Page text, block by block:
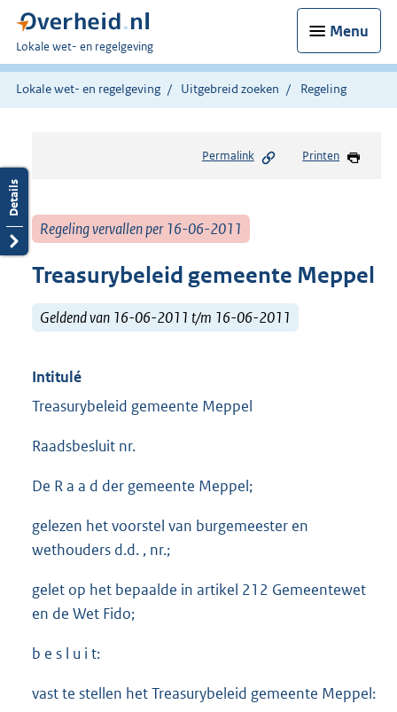
Menu
U
bent
hier:
Lokale wet- en regelgeving
Lokale wet- en regelgeving Uitgebreid zoeken Regeling
Permalink Printen
Regeling vervallen per 16-06-2011
Treasurybeleid gemeente Meppel
Geldend van 16-06-2011 t/m 16-06-2011
Intitulé
Treasurybeleid gemeente Meppel
Raadsbesluit nr.
De R a a d der gemeente Meppel;
gelezen het voorstel van burgemeester en
wethouders d.d. , nr.;
gelet op het bepaalde in artikel 212 Gemeentewet
en de Wet Fido;
b e s l u i t:
vast te stellen het Treasurybeleid gemeente Meppel: